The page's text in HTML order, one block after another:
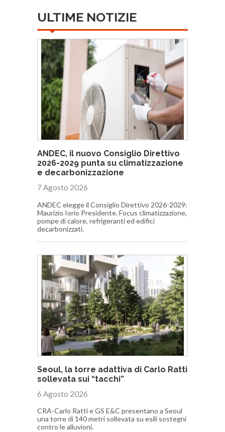
ULTIME NOTIZIE
ANDEC, il nuovo Consiglio Direttivo
2026-2029 punta su climatizzazione
e decarbonizzazione
7 Agosto 2026
ANDEC elegge il Consiglio Direttivo 2026-2029:
Maurizio Iorio Presidente. Focus climatizzazione,
pompe di calore, refrigeranti ed edifici
decarbonizzati.
Seoul, la torre adattiva di Carlo Ratti
sollevata sui “tacchi”
6 Agosto 2026
CRA-Carlo Ratti e GS E&C presentano a Seoul
una torre di 140 metri sollevata su esili sostegni
contro le alluvioni.